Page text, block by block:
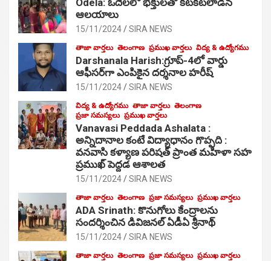
ఆల‌యాలు
15/11/2024 SIRA NEWS
తాజా వార్తలు తెలంగాణ ప్రముఖ వార్తలు విద్య & ఉద్యోగము
Darshanala Harish:గ్రూప్-4లో వార్డు
ఆఫీసర్‌గా ఎంపికైన దర్శనాల హరీష్
15/11/2024 SIRA NEWS
విద్య & ఉద్యోగము తాజా వార్తలు తెలంగాణ
ప్రజా సమస్యలు ప్రముఖ వార్తలు
Vanavasi Peddada Ashalata :
అన్నిదానాల కంటే విద్యాధానం గొప్పది :
వనవాసి కళ్యాణ పరిషత్ ప్రాంత మహిళా సహ
ప్రముఖ్ పెద్దడ ఆశాలత
15/11/2024 SIRA NEWS
తాజా వార్తలు తెలంగాణ ప్రజా సమస్యలు ప్రముఖ వార్తలు
ADA Srinath: కొనుగోలు కేంద్రాల‌ను
సంద‌ర్శించిన డివిజనల్ ఏడీఏ శ్రీనాథ్
15/11/2024 SIRA NEWS
తాజా వార్తలు తెలంగాణ ప్రజా సమస్యలు ప్రముఖ వార్తలు